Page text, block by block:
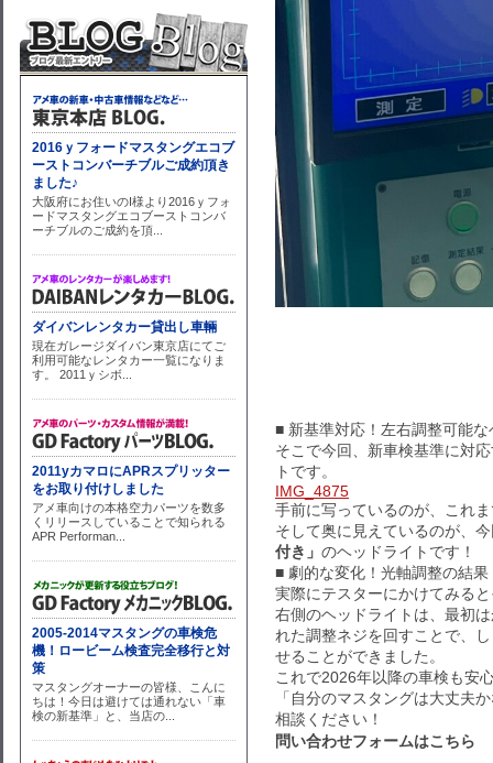
■ 新基準対応！左右調整可能
そこで今回、新車検基準に対
トです。
IMG_4875
手前に写っているのが、これ
そして奥に見えているのが、
付き」 のヘッドライトです！
■ 劇的な変化！光軸調整の結果
実際にテスターにかけてみる
右側のヘッドライトは、最初
れた調整ネジを回すことで、
せることができました。
これで2026年以降の車検も安
「自分のマスタングは大丈夫
相談ください！
問い合わせフォームはこちら